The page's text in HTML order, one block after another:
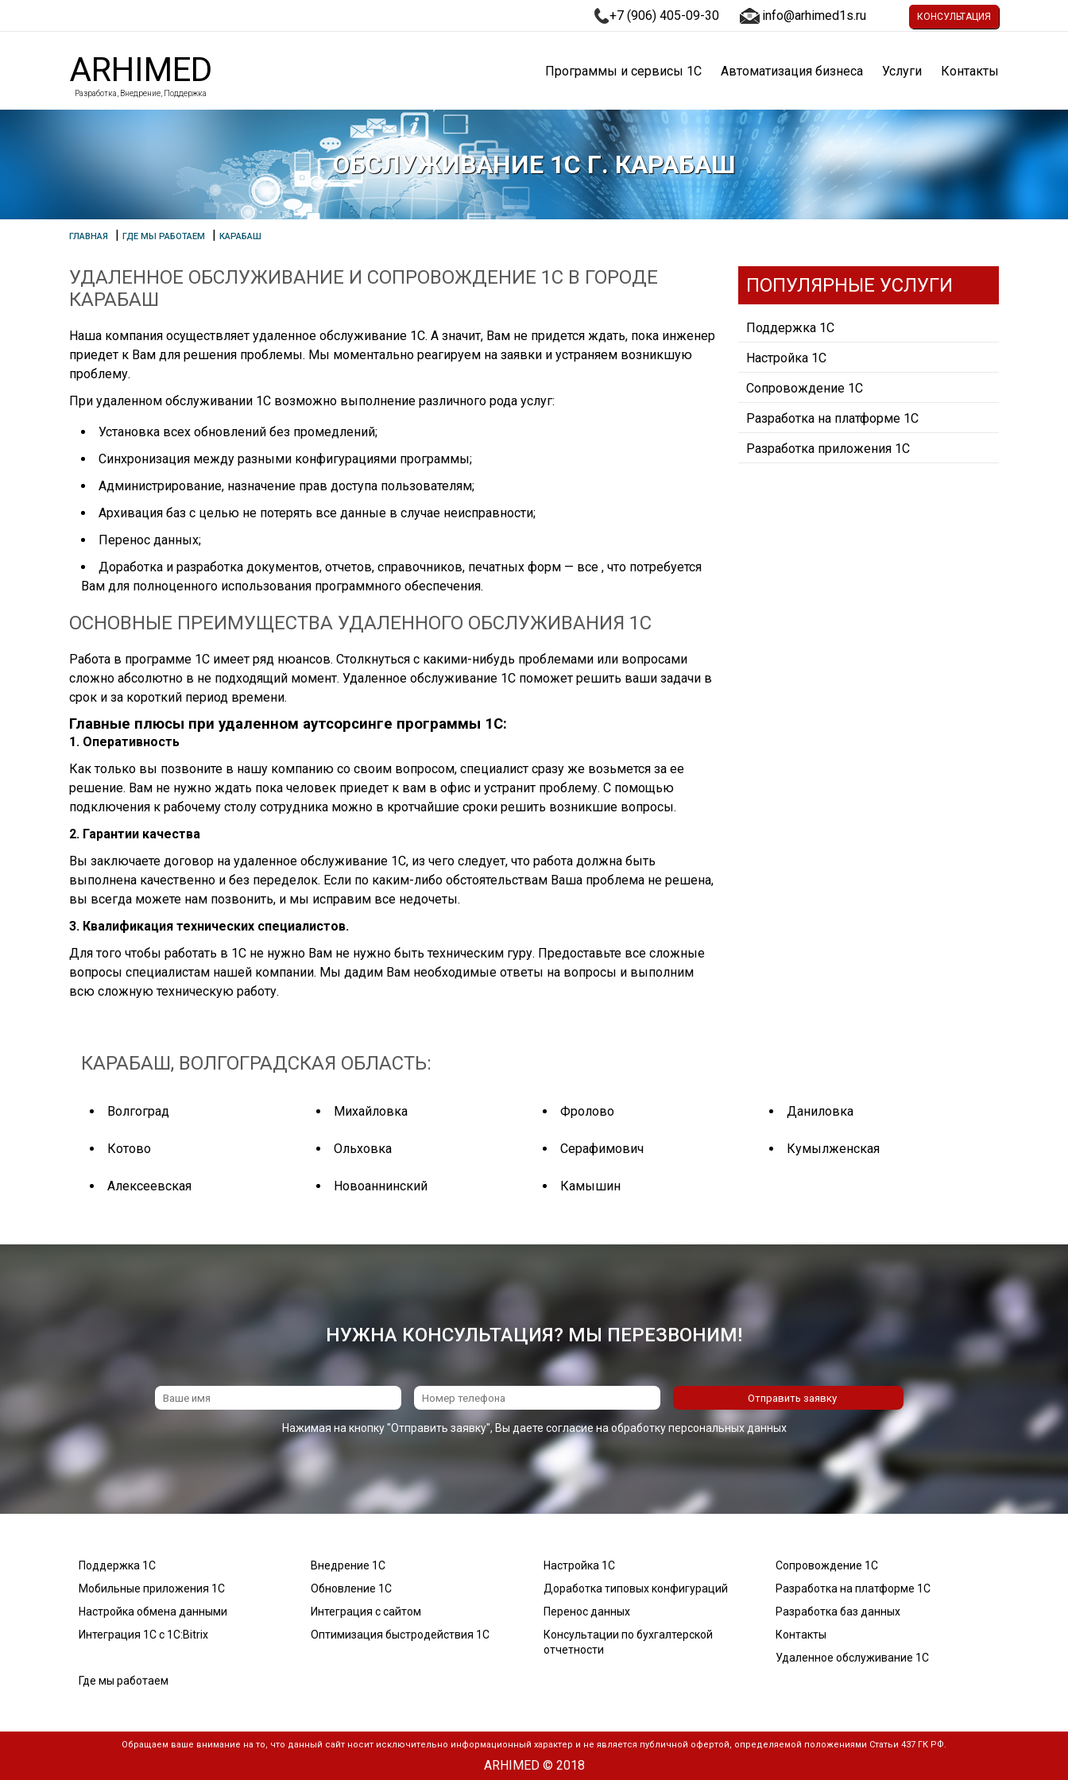
+7 (906) 405-09-30 info@arhimed1s.ru КОНСУЛЬТАЦИЯ
ARHIMED
Разработка, Внедрение, Поддержка
Программы и сервисы 1С Автоматизация бизнеса Услуги Контакты
ОБСЛУЖИВАНИЕ 1С Г. КАРАБАШ
ГЛАВНАЯ | ГДЕ МЫ РАБОТАЕМ | КАРАБАШ
УДАЛЕННОЕ ОБСЛУЖИВАНИЕ И СОПРОВОЖДЕНИЕ 1С В ГОРОДЕ
КАРАБАШ
Наша компания осуществляет удаленное обслуживание 1С. А значит, Вам не придется ждать, пока инженер
приедет к Вам для решения проблемы. Мы моментально реагируем на заявки и устраняем возникшую
проблему.
При удаленном обслуживании 1С возможно выполнение различного рода услуг:
Установка всех обновлений без промедлений;
Синхронизация между разными конфигурациями программы;
Администрирование, назначение прав доступа пользователям;
Архивация баз с целью не потерять все данные в случае неисправности;
Перенос данных;
Доработка и разработка документов, отчетов, справочников, печатных форм — все , что потребуется
Вам для полноценного использования программного обеспечения.
ОСНОВНЫЕ ПРЕИМУЩЕСТВА УДАЛЕННОГО ОБСЛУЖИВАНИЯ 1С
Работа в программе 1С имеет ряд нюансов. Столкнуться с какими-нибудь проблемами или вопросами
сложно абсолютно в не подходящий момент. Удаленное обслуживание 1С поможет решить ваши задачи в
срок и за короткий период времени.
Главные плюсы при удаленном аутсорсинге программы 1С:
1. Оперативность
Как только вы позвоните в нашу компанию со своим вопросом, специалист сразу же возьмется за ее
решение. Вам не нужно ждать пока человек приедет к вам в офис и устранит проблему. С помощью
подключения к рабочему столу сотрудника можно в кротчайшие сроки решить возникшие вопросы.
2. Гарантии качества
Вы заключаете договор на удаленное обслуживание 1С, из чего следует, что работа должна быть
выполнена качественно и без переделок. Если по каким-либо обстоятельствам Ваша проблема не решена,
вы всегда можете нам позвонить, и мы исправим все недочеты.
3. Квалификация технических специалистов.
Для того чтобы работать в 1С не нужно Вам не нужно быть техническим гуру. Предоставьте все сложные
вопросы специалистам нашей компании. Мы дадим Вам необходимые ответы на вопросы и выполним
всю сложную техническую работу.
ПОПУЛЯРНЫЕ УСЛУГИ
Поддержка 1С
Настройка 1С
Сопровождение 1С
Разработка на платформе 1С
Разработка приложения 1С
КАРАБАШ, ВОЛГОГРАДСКАЯ ОБЛАСТЬ:
Волгоград Михайловка Фролово Даниловка
Котово Ольховка Серафимович Кумылженская
Алексеевская Новоаннинский Камышин
НУЖНА КОНСУЛЬТАЦИЯ? МЫ ПЕРЕЗВОНИМ!
Нажимая на кнопку "Отправить заявку", Вы даете согласие на обработку персональных данных
Поддержка 1С Внедрение 1С Настройка 1С
Сопровождение 1С
Мобильные приложения 1С
Обновление 1С Доработка типовых конфигураций
Разработка на платформе 1С
Настройка обмена данными
Интеграция с сайтом Перенос данных
Разработка баз данных
Интеграция 1С с 1С:Bitrix
Оптимизация быстродействия 1С
Консультации по бухгалтерской
отчетности
Контакты
Удаленное обслуживание 1С
Где мы работаем
Обращаем ваше внимание на то, что данный сайт носит исключительно информационный характер и не является публичной офертой, определяемой положениями Статьи 437 ГК РФ.
ARHIMED © 2018